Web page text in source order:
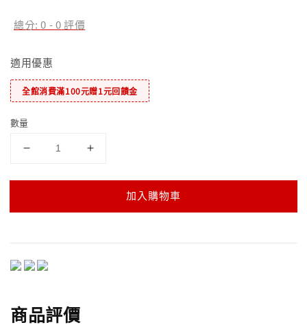
總分:0 -0評價
適用優惠
全館消費滿100元贈1元回饋金
數量
加入購物車
商品評價